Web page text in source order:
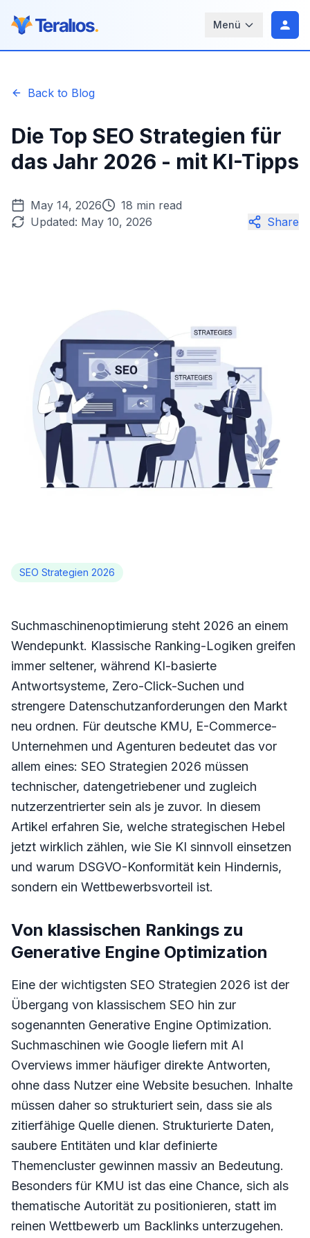
Menü
Back to Blog
Die Top SEO Strategien für
das Jahr 2026 - mit KI-Tipps
May 14, 2026
18 min read
Updated: May 10, 2026 Share
SEO Strategien 2026
Suchmaschinenoptimierung steht 2026 an einem
Wendepunkt. Klassische Ranking-Logiken greifen
immer seltener, während KI-basierte
Antwortsysteme, Zero-Click-Suchen und
strengere Datenschutzanforderungen den Markt
neu ordnen. Für deutsche KMU, E-Commerce-
Unternehmen und Agenturen bedeutet das vor
allem eines: SEO Strategien 2026 müssen
technischer, datengetriebener und zugleich
nutzerzentrierter sein als je zuvor. In diesem
Artikel erfahren Sie, welche strategischen Hebel
jetzt wirklich zählen, wie Sie KI sinnvoll einsetzen
und warum DSGVO-Konformität kein Hindernis,
sondern ein Wettbewerbsvorteil ist.
Von klassischen Rankings zu
Generative Engine Optimization
Eine der wichtigsten SEO Strategien 2026 ist der
Übergang von klassischem SEO hin zur
sogenannten Generative Engine Optimization.
Suchmaschinen wie Google liefern mit AI
Overviews immer häufiger direkte Antworten,
ohne dass Nutzer eine Website besuchen. Inhalte
müssen daher so strukturiert sein, dass sie als
zitierfähige Quelle dienen. Strukturierte Daten,
saubere Entitäten und klar definierte
Themencluster gewinnen massiv an Bedeutung.
Besonders für KMU ist das eine Chance, sich als
thematische Autorität zu positionieren, statt im
reinen Wettbewerb um Backlinks unterzugehen.